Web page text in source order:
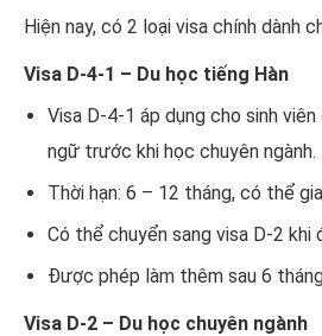
Hiện nay, có 2 loại visa chính dành
Visa D-4-1 – Du học tiếng Hàn
Visa D-4-1 áp dụng cho sinh
ngữ trước khi học chuyên ngành.
Thời hạn: 6 – 12 tháng, có thể
Có thể chuyển sang visa D-2 khi
Được phép làm thêm sau 6
Visa D-2 – Du học chuyên ngành